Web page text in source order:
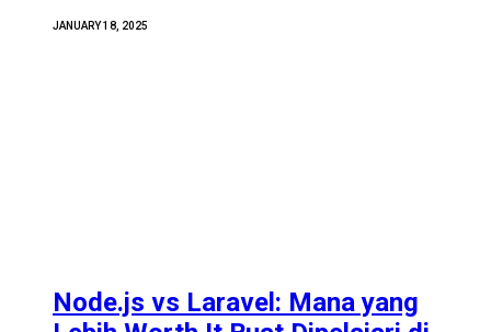
JANUARY 18, 2025
Node.js vs Laravel: Mana yang